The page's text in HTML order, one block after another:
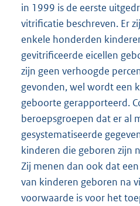
in 1999 is de eerste
vitrificatie beschreven. Er
enkele honderden
gevitrificeerde eicellen
zijn geen verhoogde
gevonden, wel wordt een
geboorte gerapporteerd.
beroepsgroepen dat er al
gesystematiseerde
kinderen die geboren zijn
Zij menen dan ook dat
van kinderen geboren na
voorwaarde is voor het